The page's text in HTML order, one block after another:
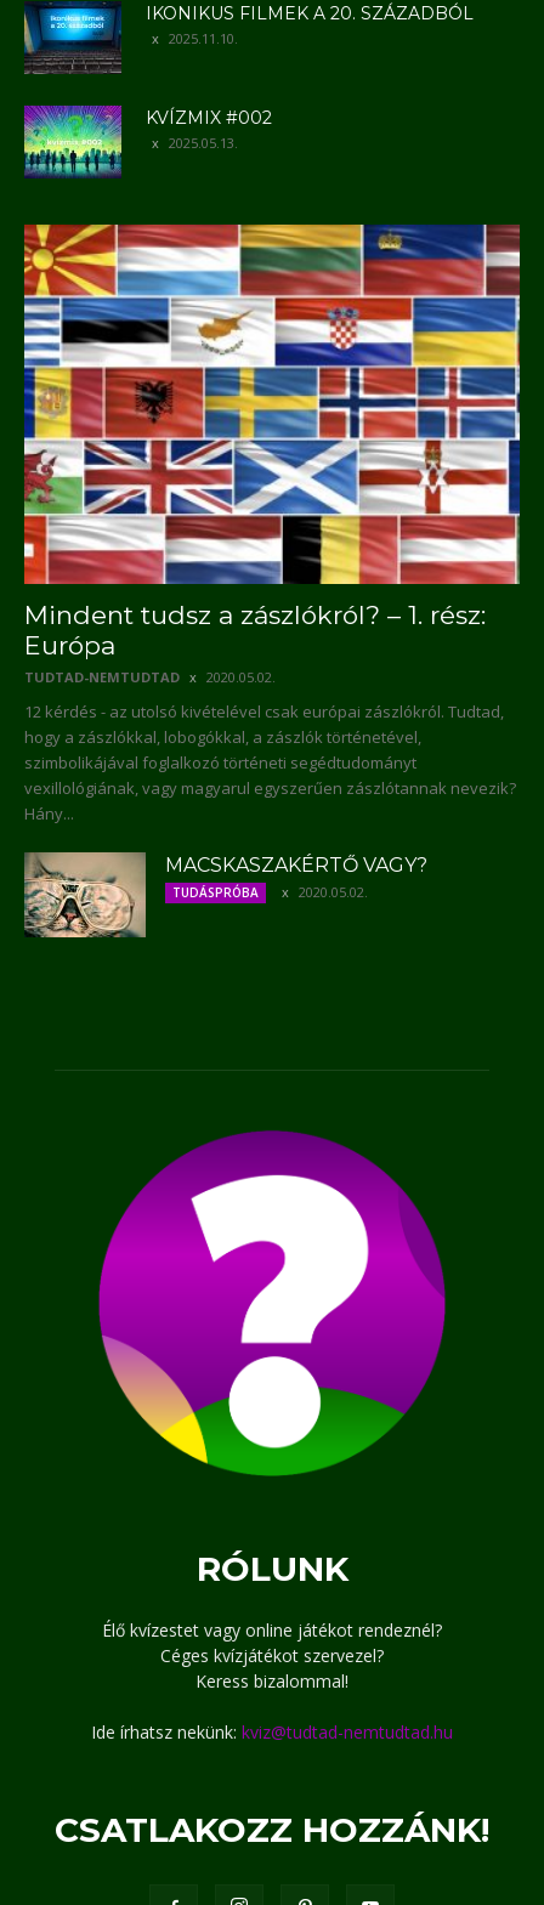
IKONIKUS FILMEK A 20. SZÁZADBÓL
2025.11.10.
KVÍZMIX #002
2025.05.13.
Mindent tudsz a zászlókról? – 1. rész:
Európa
TUDTAD-NEMTUDTAD 2020.05.02.
12 kérdés - az utolsó kivételével csak európai zászlókról. Tudtad,
hogy a zászlókkal, lobogókkal, a zászlók történetével,
szimbolikájával foglalkozó történeti segédtudományt
vexillológiának, vagy magyarul egyszerűen zászlótannak nevezik?
Hány...
MACSKASZAKÉRTŐ VAGY?
TUDÁSPRÓBA 2020.05.02.
RÓLUNK
Élő kvízestet vagy online játékot rendeznél?
Céges kvízjátékot szervezel?
Keress bizalommal!
Ide írhatsz nekünk: kviz@tudtad-nemtudtad.hu
CSATLAKOZZ HOZZÁNK!